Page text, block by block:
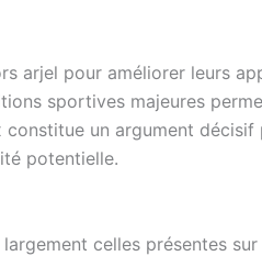
arjel pour améliorer leurs
sportives majeures
un argument
potentielle.
celles présentes